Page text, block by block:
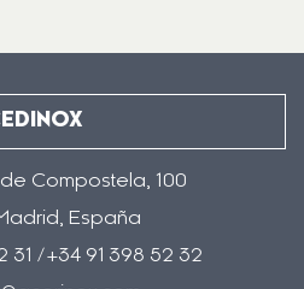
Compostela, 100
España
31 /+34 91 398 52 32